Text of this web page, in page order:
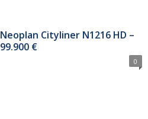
Neoplan Cityliner N1216 HD –
99.900 €
0